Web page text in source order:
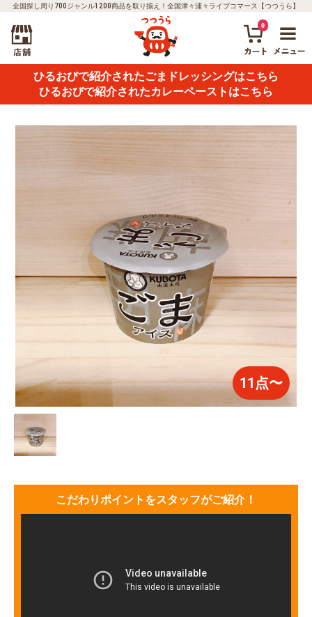
全国探し周り700ジャンル1200商品を取り揃え！全国津々浦々ライブコマース【つつうら】
0
ひるおびで紹介されたごまドレッシングはこちら
ひるおびで紹介されたカレーペーストはこちら
11点〜
こだわりポイントをスタッフがご紹介！